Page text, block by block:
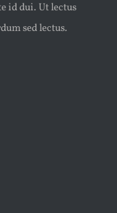
id dui. Ut lectus
sed lectus.